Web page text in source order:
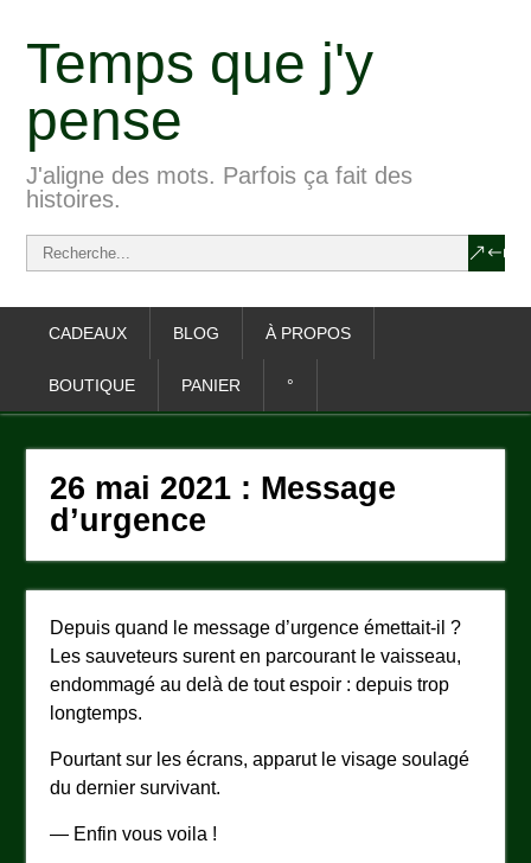
Temps que j'y
pense
J'aligne des mots. Parfois ça fait des
histoires.
CADEAUX BLOG À PROPOS
BOUTIQUE PANIER °
26 mai 2021 : Message
d’urgence
Depuis quand le message d’urgence émettait-il ?
Les sauveteurs surent en parcourant le vaisseau,
endommagé au delà de tout espoir : depuis trop
longtemps.
Pourtant sur les écrans, apparut le visage soulagé
du dernier survivant.
— Enfin vous voila !